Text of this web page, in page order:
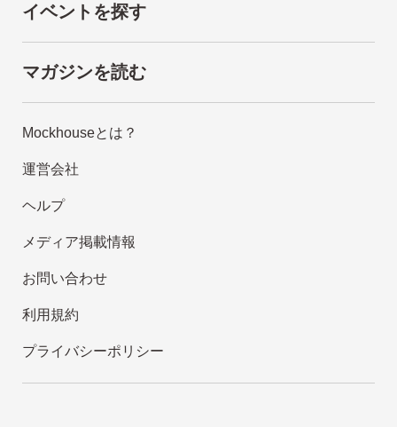
イベントを探す
マガジンを読む
Mockhouseとは？
運営会社
ヘルプ
メディア掲載情報
お問い合わせ
利用規約
プライバシーポリシー